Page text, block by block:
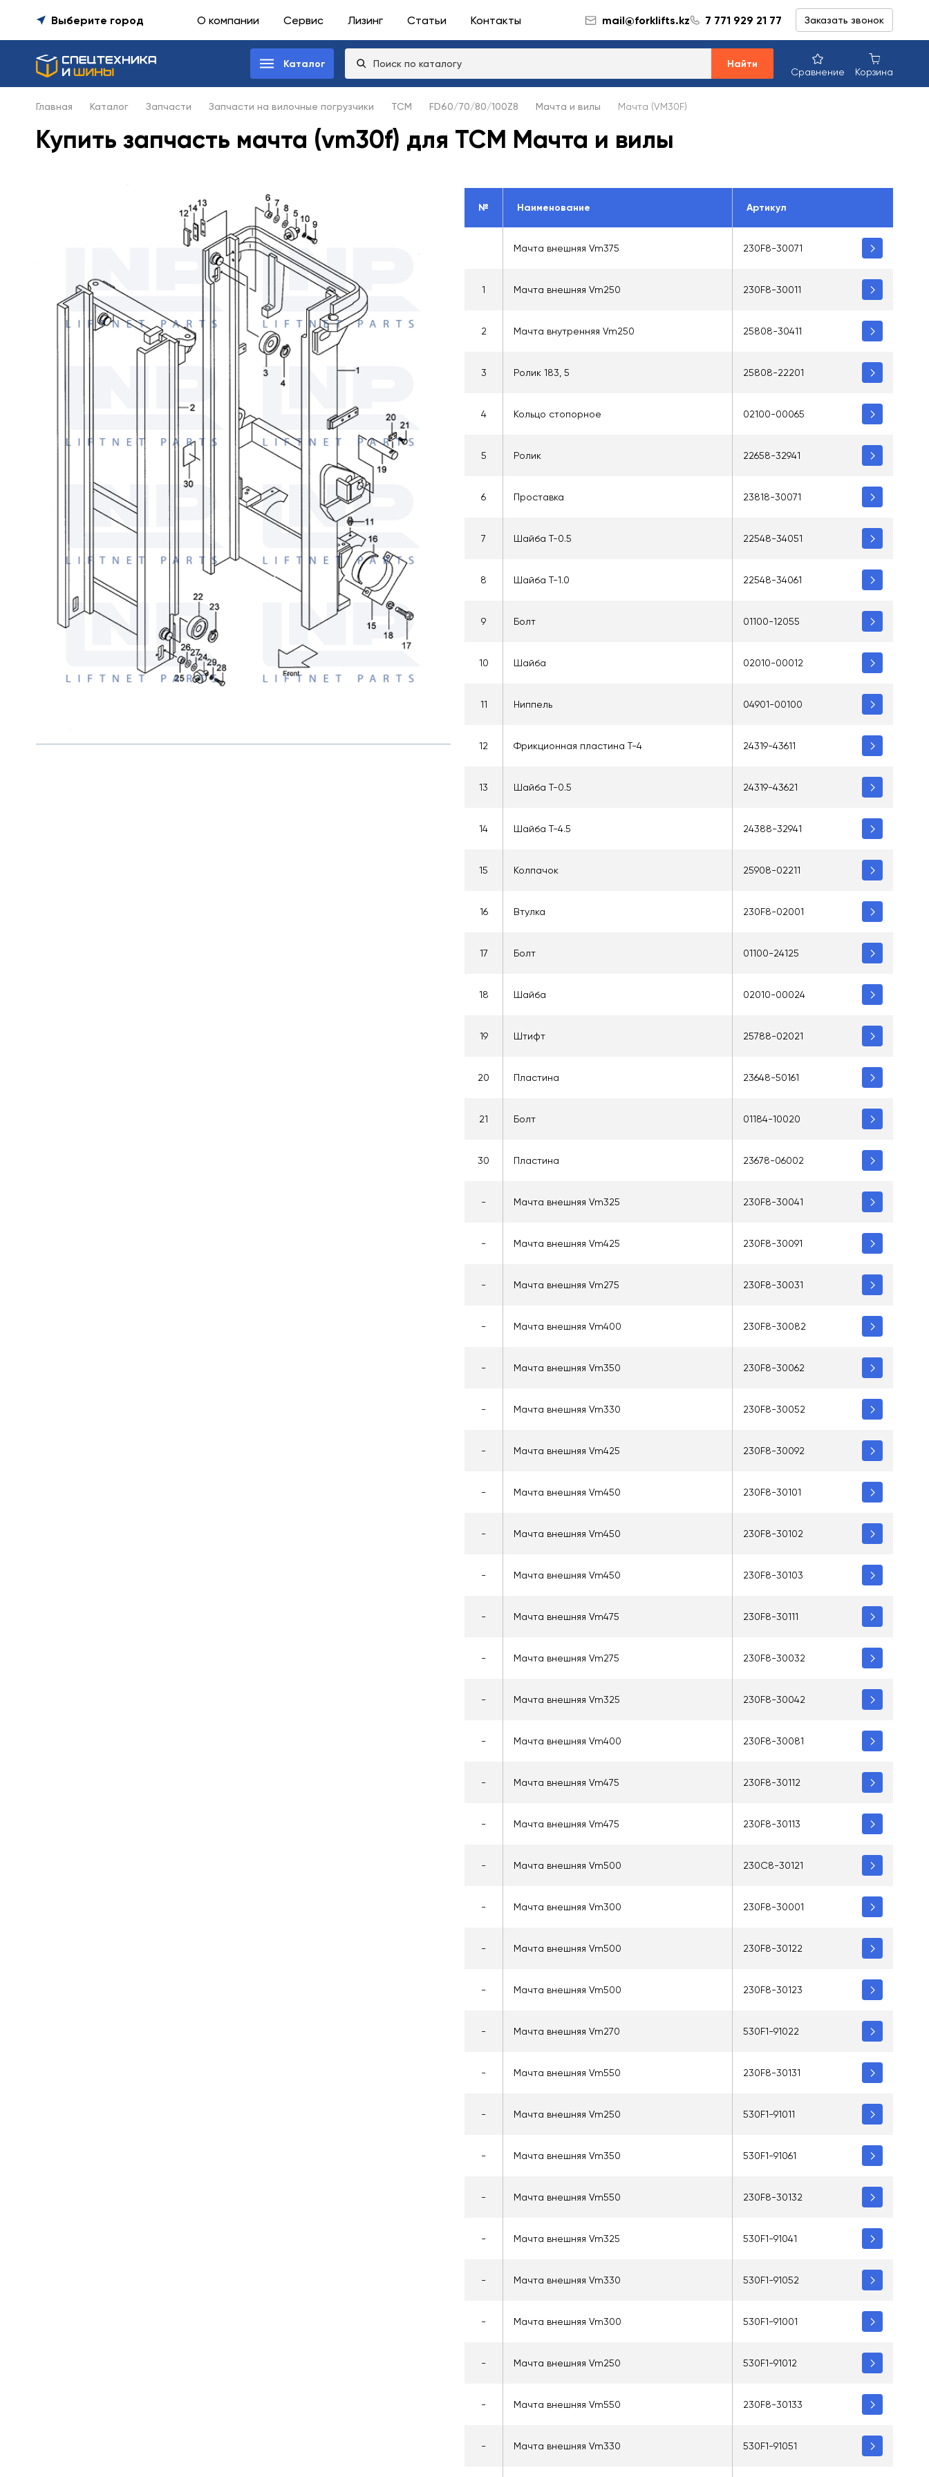
Выберите город О компании Сервис Лизинг Статьи Контакты mail@forklifts.kz 7 771 929 21 77 Заказать звонок
Каталог Найти
Сравнение Корзина
Главная Каталог Запчасти Запчасти на вилочные погрузчики TCM FD60/70/80/100Z8 Мачта и вилы Мачта (VM30F)
Купить запчасть мачта (vm30f) для TCM Мачта и вилы
№ Наименование Артикул
Мачта внешняя Vm375 230F8-30071
1 Мачта внешняя Vm250 230F8-30011
2 Мачта внутренняя Vm250 25808-30411
3 Ролик 183, 5 25808-22201
4 Кольцо стопорное 02100-00065
5 Ролик 22658-32941
6 Проставка 23818-30071
7 Шайба T-0.5 22548-34051
8 Шайба T-1.0 22548-34061
9 Болт 01100-12055
10 Шайба 02010-00012
11 Ниппель 04901-00100
12 Фрикционная пластина T-4 24319-43611
13 Шайба T-0.5 24319-43621
14 Шайба T-4.5 24388-32941
15 Колпачок 25908-02211
16 Втулка 230F8-02001
17 Болт 01100-24125
18 Шайба 02010-00024
19 Штифт 25788-02021
20 Пластина 23648-50161
21 Болт 01184-10020
30 Пластина 23678-06002
- Мачта внешняя Vm325 230F8-30041
- Мачта внешняя Vm425 230F8-30091
- Мачта внешняя Vm275 230F8-30031
- Мачта внешняя Vm400 230F8-30082
- Мачта внешняя Vm350 230F8-30062
- Мачта внешняя Vm330 230F8-30052
- Мачта внешняя Vm425 230F8-30092
- Мачта внешняя Vm450 230F8-30101
- Мачта внешняя Vm450 230F8-30102
- Мачта внешняя Vm450 230F8-30103
- Мачта внешняя Vm475 230F8-30111
- Мачта внешняя Vm275 230F8-30032
- Мачта внешняя Vm325 230F8-30042
- Мачта внешняя Vm400 230F8-30081
- Мачта внешняя Vm475 230F8-30112
- Мачта внешняя Vm475 230F8-30113
- Мачта внешняя Vm500 230C8-30121
- Мачта внешняя Vm300 230F8-30001
- Мачта внешняя Vm500 230F8-30122
- Мачта внешняя Vm500 230F8-30123
- Мачта внешняя Vm270 530F1-91022
- Мачта внешняя Vm550 230F8-30131
- Мачта внешняя Vm250 530F1-91011
- Мачта внешняя Vm350 530F1-91061
- Мачта внешняя Vm550 230F8-30132
- Мачта внешняя Vm325 530F1-91041
- Мачта внешняя Vm330 530F1-91052
- Мачта внешняя Vm300 530F1-91001
- Мачта внешняя Vm250 530F1-91012
- Мачта внешняя Vm550 230F8-30133
- Мачта внешняя Vm330 530F1-91051